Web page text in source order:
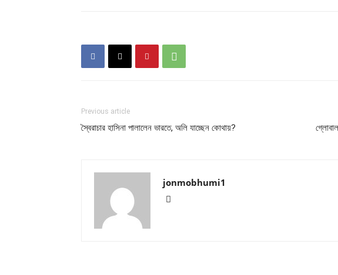
Previous article
স্বৈরাচার হাসিনা পালালেন ভারতে, অলি যাচ্ছেন কোথায়?
jonmobhumi1